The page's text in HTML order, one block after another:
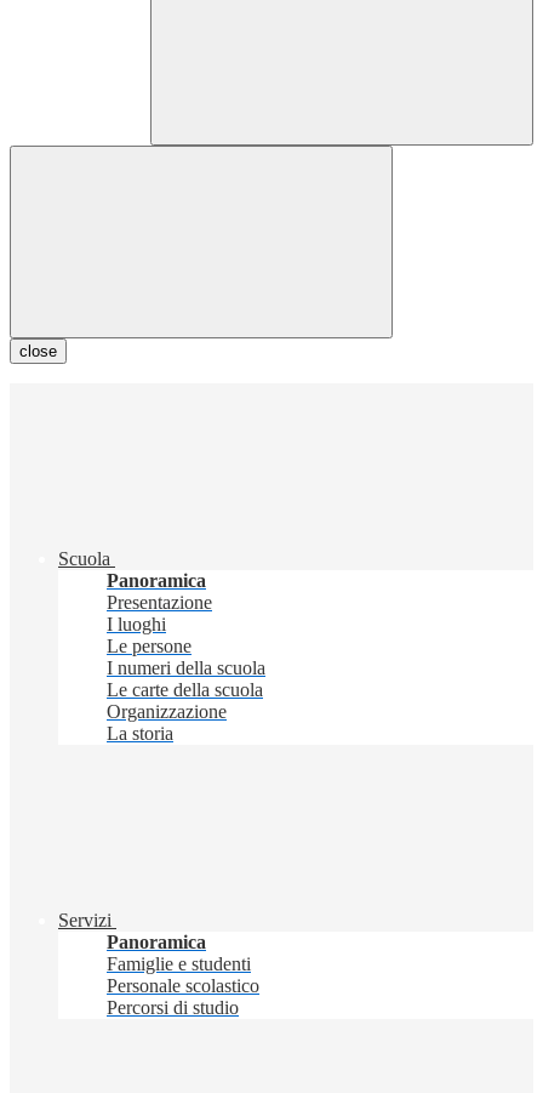
close
Scuola
Panoramica
Presentazione
I luoghi
Le persone
I numeri della scuola
Le carte della scuola
Organizzazione
La storia
Servizi
Panoramica
Famiglie e studenti
Personale scolastico
Percorsi di studio